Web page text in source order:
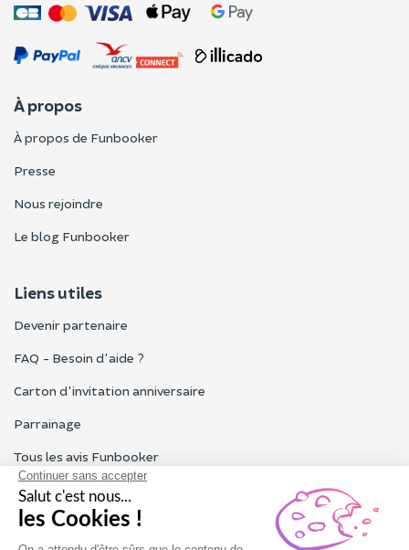
À propos
À propos de Funbooker
Presse
Nous rejoindre
Le blog Funbooker
Liens utiles
Devenir partenaire
FAQ - Besoin d'aide ?
Carton d'invitation anniversaire
Parrainage
Tous les avis Funbooker
Particuliers, entreprises, professionnels
Notre service client est ouvert du lundi au vendredi de 9h à 18h